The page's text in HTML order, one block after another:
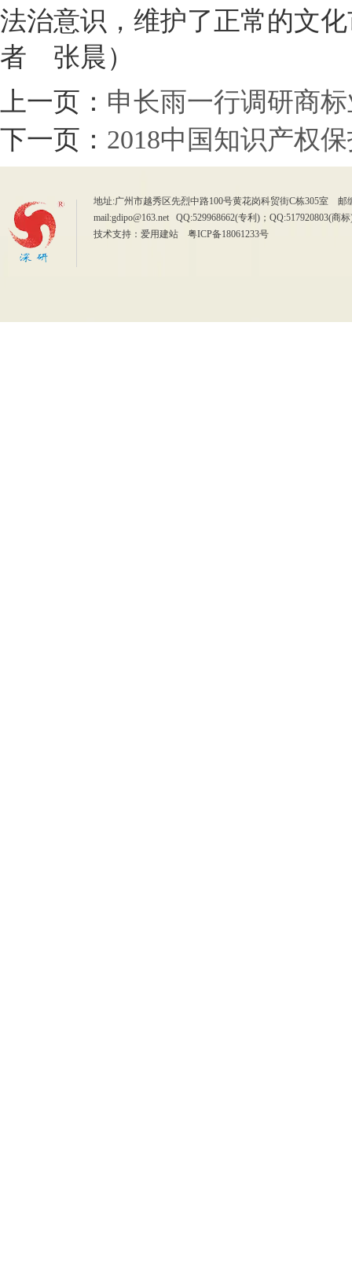
法治意识，维护了正常的
者 张晨）
上一页： 申长雨一行调研商
下一页： 2018中国知识产权
地址:广州市越秀区先烈中路100号黄花岗科贸街C栋305室
mail:gdipo@163.net QQ:529968662(专利)；QQ:517920803(
技术支持： 爱用建站 粤ICP备18061233号